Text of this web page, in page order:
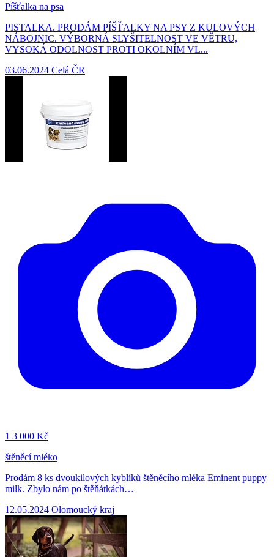
Píšťalka na psa
PISTALKA. PRODÁM PÍŠŤALKY NA PSY Z KULOVÝCH
NÁBOJNIC. VÝBORNÁ SLYŠITELNOST VE VĚTRU,
VYSOKÁ ODOLNOST PROTI OKOLNÍM VL...
03.06.2024 Celá ČR
1 3 000 Kč
štěněcí mléko
Prodám 8 ks dvoukilových kyblíků štěněcího mléka Eminent puppy
milk. Zbylo nám po štěňátkách…
12.05.2024 Olomoucký kraj